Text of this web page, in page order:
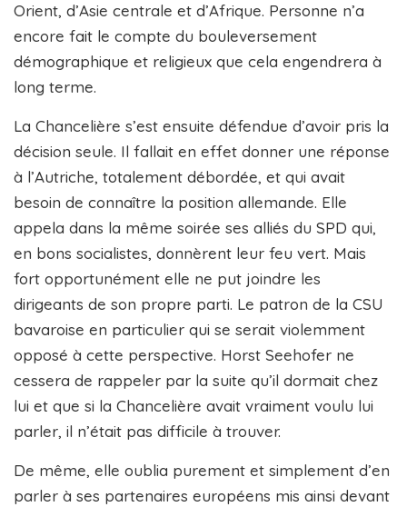
Orient, d’Asie centrale et d’Afrique. Personne n’a
encore fait le compte du bouleversement
démographique et religieux que cela engendrera à
long terme.
La Chancelière s’est ensuite défendue d’avoir pris la
décision seule. Il fallait en effet donner une réponse
à l’Autriche, totalement débordée, et qui avait
besoin de connaître la position allemande. Elle
appela dans la même soirée ses alliés du SPD qui,
en bons socialistes, donnèrent leur feu vert. Mais
fort opportunément elle ne put joindre les
dirigeants de son propre parti. Le patron de la CSU
bavaroise en particulier qui se serait violemment
opposé à cette perspective. Horst Seehofer ne
cessera de rappeler par la suite qu’il dormait chez
lui et que si la Chancelière avait vraiment voulu lui
parler, il n’était pas difficile à trouver.
De même, elle oublia purement et simplement d’en
parler à ses partenaires européens mis ainsi devant